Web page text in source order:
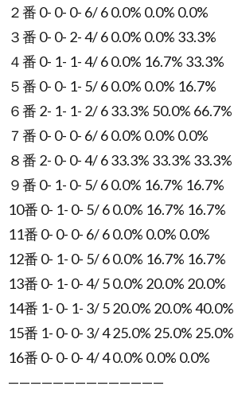
２番 0- 0- 0- 6/ 6 0.0% 0.0% 0.0%
３番 0- 0- 2- 4/ 6 0.0% 0.0% 33.3%
４番 0- 1- 1- 4/ 6 0.0% 16.7% 33.3%
５番 0- 0- 1- 5/ 6 0.0% 0.0% 16.7%
６番 2- 1- 1- 2/ 6 33.3% 50.0% 66.7%
７番 0- 0- 0- 6/ 6 0.0% 0.0% 0.0%
８番 2- 0- 0- 4/ 6 33.3% 33.3% 33.3%
９番 0- 1- 0- 5/ 6 0.0% 16.7% 16.7%
10番 0- 1- 0- 5/ 6 0.0% 16.7% 16.7%
11番 0- 0- 0- 6/ 6 0.0% 0.0% 0.0%
12番 0- 1- 0- 5/ 6 0.0% 16.7% 16.7%
13番 0- 1- 0- 4/ 5 0.0% 20.0% 20.0%
14番 1- 0- 1- 3/ 5 20.0% 20.0% 40.0%
15番 1- 0- 0- 3/ 4 25.0% 25.0% 25.0%
16番 0- 0- 0- 4/ 4 0.0% 0.0% 0.0%
——————————————